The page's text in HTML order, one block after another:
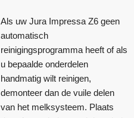
Als uw Jura Impressa Z6 geen
automatisch
reinigingsprogramma heeft of als
u bepaalde onderdelen
handmatig wilt reinigen,
demonteer dan de vuile delen
van het melksysteem. Plaats